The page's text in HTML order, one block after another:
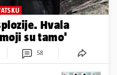
Hvala
su tamo'
58